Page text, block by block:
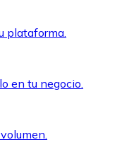
plataforma.
en tu negocio.